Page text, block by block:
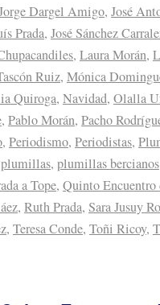
Dargel Amigo, José
Prada, José Sánchez
, Laura Morán,
Ruiz, Mónica
Quiroga, Navidad, Olalla
, Pablo Morán, Pacho
, Periodismo, Periodistas,
plumillas, plumillas bercianos
a Tope, Quinto Encuentro
, Ruth Prada, Sara Jusuy
, Teresa Conde, Toñi Ricoy,